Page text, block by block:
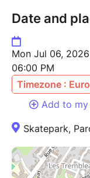
Date and
Mon Jul 06,
06:00 PM
Timezone :
Add to
Skatepark,